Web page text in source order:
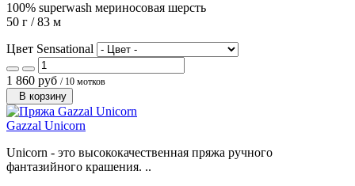
100% superwash мериносовая шерсть
50 г / 83 м
Цвет Sensational
1 860 руб / 10 мотков
В корзину
Gazzal Unicorn
Unicorn - это высококачественная пряжа ручного
фантазийного крашения. ..